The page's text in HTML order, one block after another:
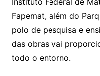
Instituto Federal de
Fapemat, além do
polo de pesquisa e
das obras vai
todo o entorno.